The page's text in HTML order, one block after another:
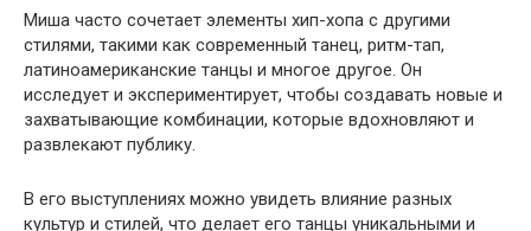
Миша часто сочетает элементы хип-хопа с другими
стилями, такими как современный танец, ритм-тап,
латиноамериканские танцы и многое другое. Он
исследует и экспериментирует, чтобы создавать новые и
захватывающие комбинации, которые вдохновляют и
развлекают публику.
В его выступлениях можно увидеть влияние разных
культур и стилей, что делает его танцы уникальными и